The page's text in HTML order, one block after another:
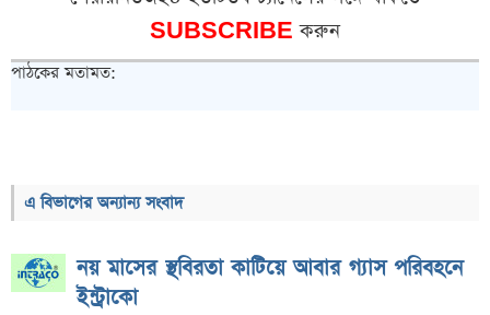
SUBSCRIBEকরুন
পাঠকের মতামত:
এ বিভাগের অন্যান্য সংবাদ
নয় মাসের স্থবিরতা কাটিয়ে আবার গ্যাস পরিবহনে
ইন্ট্রাকো